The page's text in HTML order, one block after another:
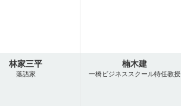
林家三平
落語家
楠木建
一橋ビジネススクール特任教授